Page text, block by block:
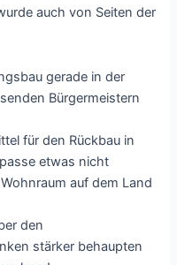
auch von Seiten der
gerade in der
Bürgermeistern
für den Rückbau in
etwas nicht
auf dem Land
den
stärker behaupten